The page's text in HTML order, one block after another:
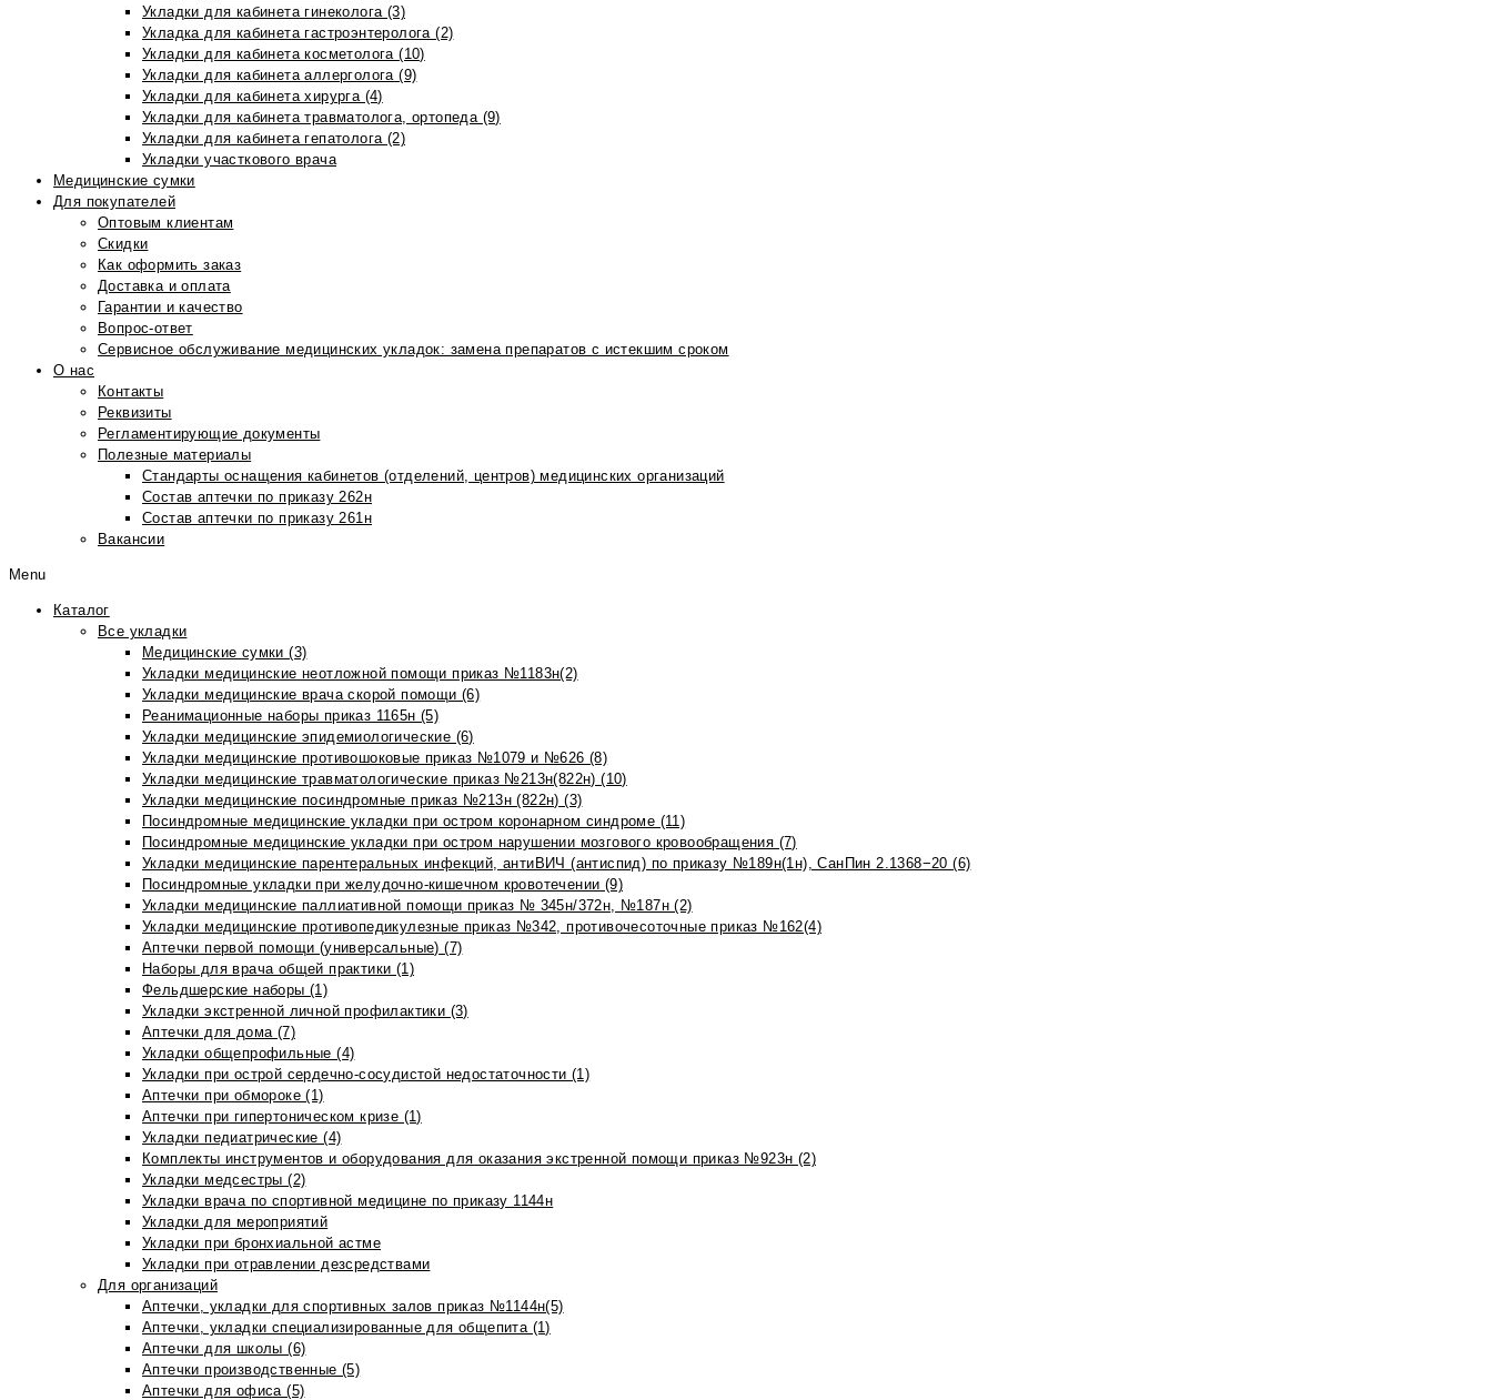
Укладки для кабинета гинеколога (3)
Укладка для кабинета гастроэнтеролога (2)
Укладки для кабинета косметолога (10)
Укладки для кабинета аллерголога (9)
Укладки для кабинета хирурга (4)
Укладки для кабинета травматолога, ортопеда (9)
Укладки для кабинета гепатолога (2)
Укладки участкового врача
Медицинские сумки
Для покупателей
Оптовым клиентам
Скидки
Как оформить заказ
Доставка и оплата
Гарантии и качество
Вопрос-ответ
Сервисное обслуживание медицинских укладок: замена препаратов с истекшим сроком
О нас
Контакты
Реквизиты
Регламентирующие документы
Полезные материалы
Стандарты оснащения кабинетов (отделений, центров) медицинских организаций
Состав аптечки по приказу 262н
Состав аптечки по приказу 261н
Вакансии
Menu
Каталог
Все укладки
Медицинские сумки (3)
Укладки медицинские неотложной помощи приказ №1183н(2)
Укладки медицинские врача скорой помощи (6)
Реанимационные наборы приказ 1165н (5)
Укладки медицинские эпидемиологические (6)
Укладки медицинские противошоковые приказ №1079 и №626 (8)
Укладки медицинские травматологические приказ №213н(822н) (10)
Укладки медицинские посиндромные приказ №213н (822н) (3)
Посиндромные медицинские укладки при остром коронарном синдроме (11)
Посиндромные медицинские укладки при остром нарушении мозгового кровообращения (7)
Укладки медицинские парентеральных инфекций, антиВИЧ (антиспид) по приказу №189н(1н), СанПин 2.1368−20 (6)
Посиндромные укладки при желудочно-кишечном кровотечении (9)
Укладки медицинские паллиативной помощи приказ № 345н/372н, №187н (2)
Укладки медицинские противопедикулезные приказ №342, противочесоточные приказ №162(4)
Аптечки первой помощи (универсальные) (7)
Наборы для врача общей практики (1)
Фельдшерские наборы (1)
Укладки экстренной личной профилактики (3)
Аптечки для дома (7)
Укладки общепрофильные (4)
Укладки при острой сердечно-сосудистой недостаточности (1)
Аптечки при обмороке (1)
Аптечки при гипертоническом кризе (1)
Укладки педиатрические (4)
Комплекты инструментов и оборудования для оказания экстренной помощи приказ №923н (2)
Укладки медсестры (2)
Укладки врача по спортивной медицине по приказу 1144н
Укладки для мероприятий
Укладки при бронхиальной астме
Укладки при отравлении дезсредствами
Для организаций
Аптечки, укладки для спортивных залов приказ №1144н(5)
Аптечки, укладки специализированные для общепита (1)
Аптечки для школы (6)
Аптечки производственные (5)
Аптечки для офиса (5)